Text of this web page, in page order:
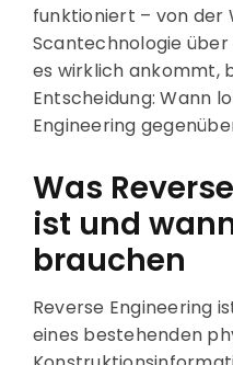
funktioniert – von der
Scantechnologie über
es wirklich ankommt,
Entscheidung: Wann
Engineering
Was
ist und
brauchen
Reverse Engineering
eines bestehenden